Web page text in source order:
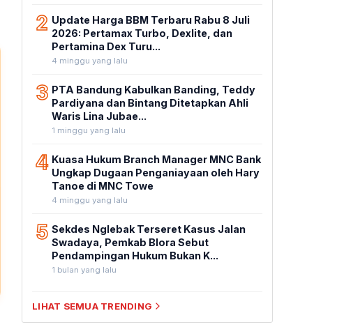
2 Update Harga BBM Terbaru Rabu 8 Juli
2026: Pertamax Turbo, Dexlite, dan
Pertamina Dex Turu...
4 minggu yang lalu
3 PTA Bandung Kabulkan Banding, Teddy
Pardiyana dan Bintang Ditetapkan Ahli
Waris Lina Jubae...
1 minggu yang lalu
4 Kuasa Hukum Branch Manager MNC Bank
Ungkap Dugaan Penganiayaan oleh Hary
Tanoe di MNC Towe
4 minggu yang lalu
5 Sekdes Nglebak Terseret Kasus Jalan
Swadaya, Pemkab Blora Sebut
Pendampingan Hukum Bukan K...
1 bulan yang lalu
LIHAT SEMUA TRENDING